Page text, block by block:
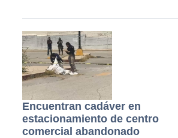
Encuentran cadáver en
estacionamiento de centro
comercial abandonado